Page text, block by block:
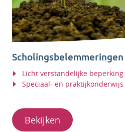
Scholingsbelemmeringen
Licht verstandelijke beperking
Speciaal- en praktijkonderwijs
Bekijken